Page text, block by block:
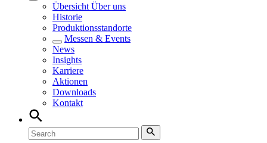
Übersicht Über uns
Historie
Produktionsstandorte
Messen & Events
News
Insights
Karriere
Aktionen
Downloads
Kontakt